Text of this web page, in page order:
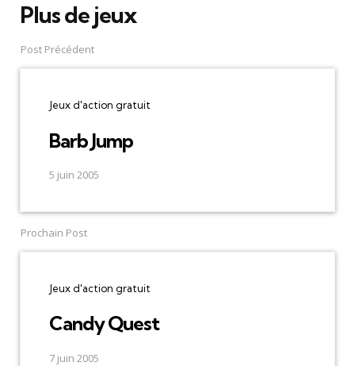
Plus de jeux
Post
navigation
Post Précédent
Jeux d'action gratuit
Barb Jump
5 juin 2005
Prochain Post
Jeux d'action gratuit
Candy Quest
7 juin 2005